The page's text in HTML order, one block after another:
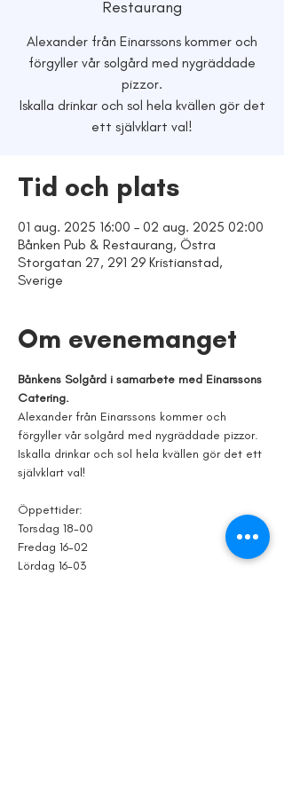
Restaurang
Alexander från Einarssons kommer och
förgyller vår solgård med nygräddade
pizzor.
Iskalla drinkar och sol hela kvällen gör det
ett självklart val!
Tid och plats
01 aug. 2025 16:00 – 02 aug. 2025 02:00
Bånken Pub & Restaurang, Östra
Storgatan 27, 291 29 Kristianstad,
Sverige
Om evenemanget
Bånkens Solgård i samarbete med Einarssons
Catering.
Alexander från Einarssons kommer och
förgyller vår solgård med nygräddade pizzor.
Iskalla drinkar och sol hela kvällen gör det ett
självklart val!
Öppettider:
Torsdag 18-00
Fredag 16-02
Lördag 16-03